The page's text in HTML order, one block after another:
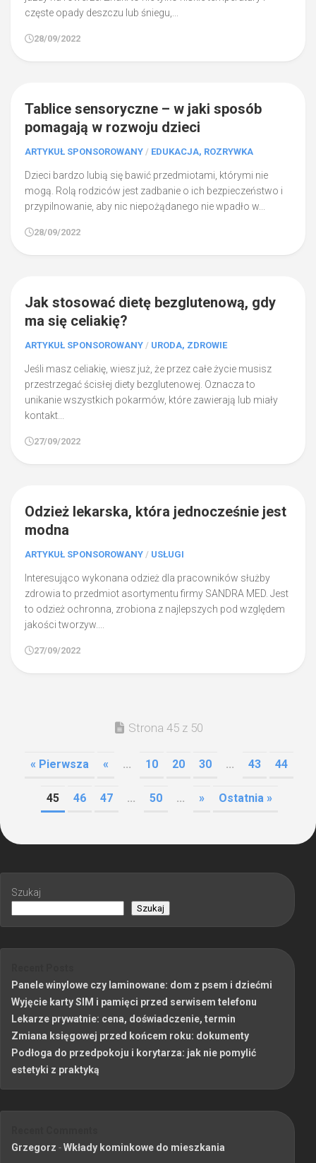
częste opady deszczu lub śniegu,...
28/09/2022
Tablice sensoryczne – w jaki sposób
pomagają w rozwoju dzieci
ARTYKUŁ SPONSOROWANY / EDUKACJA, ROZRYWKA
Dzieci bardzo lubią się bawić przedmiotami, którymi nie
mogą. Rolą rodziców jest zadbanie o ich bezpieczeństwo i
przypilnowanie, aby nic niepożądanego nie wpadło w...
28/09/2022
Jak stosować dietę bezglutenową, gdy
ma się celiakię?
ARTYKUŁ SPONSOROWANY / URODA, ZDROWIE
Jeśli masz celiakię, wiesz już, że przez całe życie musisz
przestrzegać ścisłej diety bezglutenowej. Oznacza to
unikanie wszystkich pokarmów, które zawierają lub miały
kontakt...
27/09/2022
0
Odzież lekarska, która jednocześnie jest
modna
ARTYKUŁ SPONSOROWANY / USŁUGI
Interesująco wykonana odzież dla pracowników służby
zdrowia to przedmiot asortymentu firmy SANDRA MED. Jest
to odzież ochronna, zrobiona z najlepszych pod względem
jakości tworzyw....
27/09/2022
Strona 45 z 50
« Pierwsza « ... 10 20 30 ... 43 44
45 46 47 ... 50 ... » Ostatnia »
Szukaj
Szukaj
Panele winylowe czy laminowane: dom z psem i dziećmi
Wyjęcie karty SIM i pamięci przed serwisem telefonu
Lekarze prywatnie: cena, doświadczenie, termin
Zmiana księgowej przed końcem roku: dokumenty
Podłoga do przedpokoju i korytarza: jak nie pomylić
estetyki z praktyką
Grzegorz -Wkłady kominkowe do mieszkania